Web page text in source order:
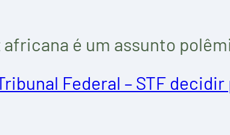
é um assunto
Federal – STF